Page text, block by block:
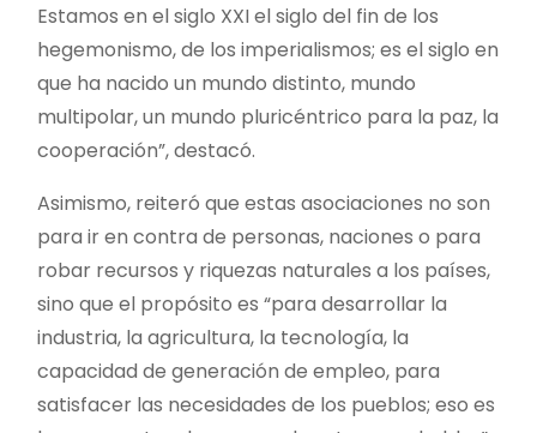
Estamos en el siglo XXI el siglo del fin de los
hegemonismo, de los imperialismos; es el siglo en
que ha nacido un mundo distinto, mundo
multipolar, un mundo pluricéntrico para la paz, la
cooperación”, destacó.
Asimismo, reiteró que estas asociaciones no son
para ir en contra de personas, naciones o para
robar recursos y riquezas naturales a los países,
sino que el propósito es “para desarrollar la
industria, la agricultura, la tecnología, la
capacidad de generación de empleo, para
satisfacer las necesidades de los pueblos; eso es